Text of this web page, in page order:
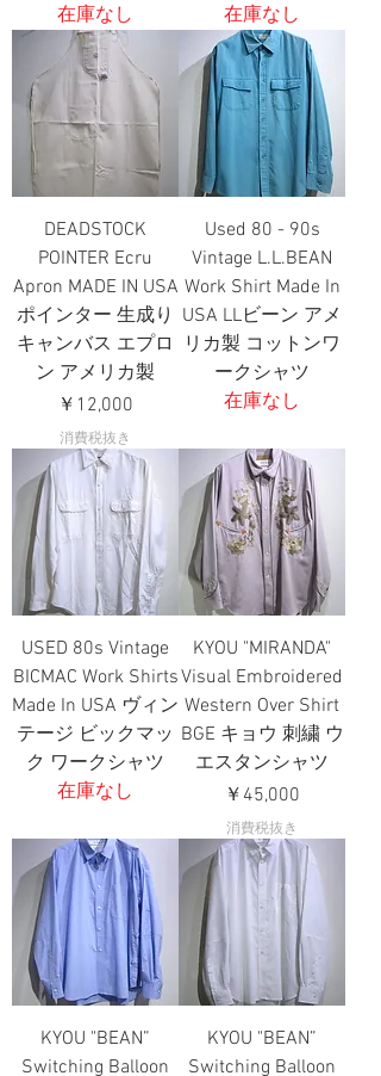
在庫なし
在庫なし
DEADSTOCK
POINTER Ecru
Apron MADE IN USA
ポインター 生成り
キャンバス エプロ
ン アメリカ製
価格
￥12,000
消費税抜き
Used 80 - 90s
Vintage L.L.BEAN
Work Shirt Made In
USA LLビーン アメ
リカ製 コットンワ
ークシャツ
在庫なし
USED 80s Vintage
BICMAC Work Shirts
Made In USA ヴィン
テージ ビックマッ
ク ワークシャツ
在庫なし
KYOU "MIRANDA"
Visual Embroidered
Western Over Shirt
BGE キョウ 刺繍 ウ
エスタンシャツ
価格
￥45,000
消費税抜き
KYOU "BEAN”
Switching Balloon
KYOU "BEAN”
Switching Balloon